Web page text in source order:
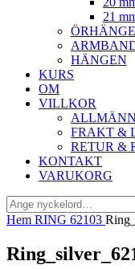
21
HÄNGEN
KURS
OM
VILLKOR
FRAKT &
RETUR &
KONTAKT
VARUKORG
Sök
efter:
Hem RING 62103